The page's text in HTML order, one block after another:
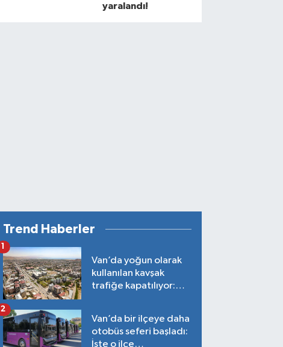
yaralandı!
Trend Haberler
Van’da yoğun olarak
kullanılan kavşak
trafiğe kapatılıyor:
1
Van’da bir ilçeye daha
otobüs seferi başladı:
İşte o ilçe…
2